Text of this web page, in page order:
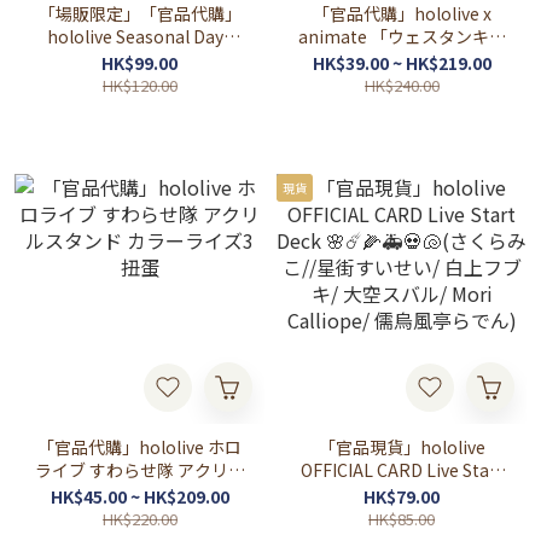
「場販限定」「官品代購」
hololive Seasonal Days
『ホロライブバレンタイン
2026』 valentine 情人節 周
HK$99.00
HK$120.00
「官品代購」hololive x
animate 「ウェスタンキャ
ラバン」Western Caravan
周邊
HK$39.00 ~ HK$219.00
HK$240.00
「官品代購」hololive ホロ
ライブ すわらせ隊 アクリル
スタンド カラーライズ3 扭
蛋
HK$45.00 ~ HK$209.00
HK$220.00
現貨
「官品現貨」hololive
OFFICIAL CARD Live Start
Deck 🌸☄️🌽🚑💀🐚(さくら
みこ//星街すいせい/ 白上フ
HK$79.00
HK$85.00